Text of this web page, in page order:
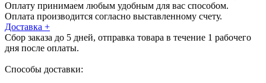
Оплату принимаем любым удобным для вас способом.
Оплата производится согласно выставленному счету.
Доставка +
Сбор заказа до 5 дней, отправка товара в течение 1 рабочего
дня после оплаты.
Способы доставки: